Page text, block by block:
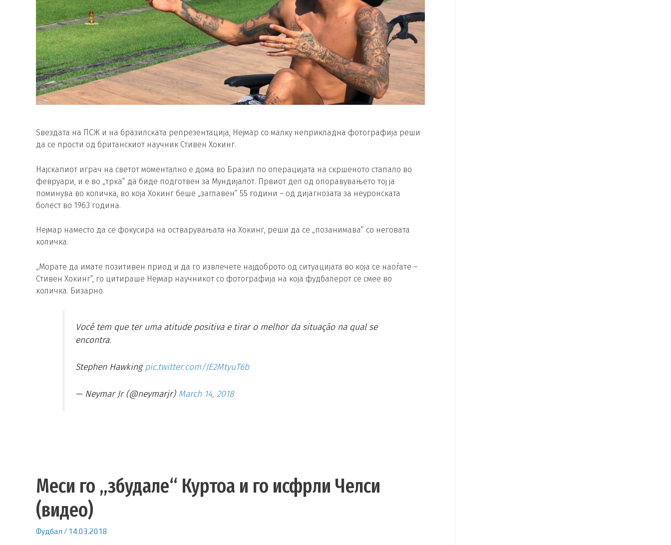
Ѕвездата на ПСЖ и на бразилската репрезентација, Нејмар со малку неприкладна фотографија реши
да се прости од британскиот научник Стивен Хокинг.
Најскапиот играч на светот моментално е дома во Бразил по операцијата на скршеното стапало во
февруари, и е во „трка“ да биде подготвен за Мундијалот. Првиот дел од опоравувањето тој ја
поминува во количка, во која Хокинг беше „заглавен“ 55 години – од дијагнозата за неуронската
болест во 1963 година.
Нејмар наместо да се фокусира на остварувањата на Хокинг, реши да се „позанимава“ со неговата
количка.
„Морате да имате позитивен приод и да го извлечете најдоброто од ситуацијата во која се наоѓате –
Стивен Хокинг“, го цитираше Нејмар научникот со фотографија на која фудбалерот се смее во
количка. Бизарно.
Você tem que ter uma atitude positiva e tirar o melhor da situação na qual se
encontra.
Stephen Hawking pic.twitter.com/JE2MtyuT6b
— Neymar Jr (@neymarjr) March 14, 2018
Меси го „збудале“ Куртоа и го исфрли Челси
(видео)
Фудбал / 14.03.2018